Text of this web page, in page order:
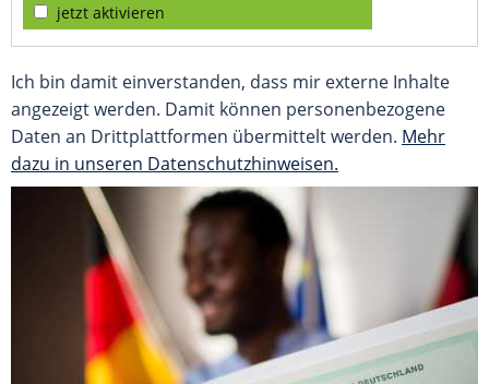
jetzt aktivieren
Ich bin damit einverstanden, dass mir externe Inhalte
angezeigt werden. Damit können personenbezogene
Daten an Drittplattformen übermittelt werden. Mehr
dazu in unseren Datenschutzhinweisen.